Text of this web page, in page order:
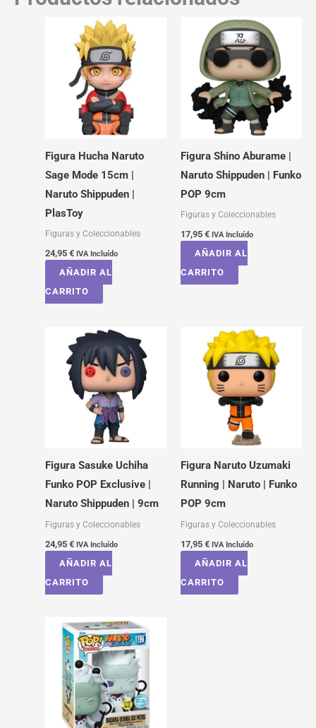
Figura Hucha Naruto
Sage Mode 15cm |
Naruto Shippuden |
PlasToy
Figuras y Coleccionables
24,95 € IVA Incluído
AÑADIR AL
CARRITO
Figura Shino Aburame |
Naruto Shippuden | Funko
POP 9cm
Figuras y Coleccionables
17,95 € IVA Incluído
AÑADIR AL
CARRITO
Figura Sasuke Uchiha
Funko POP Exclusive |
Naruto Shippuden | 9cm
Figuras y Coleccionables
24,95 € IVA Incluído
AÑADIR AL
CARRITO
Figura Naruto Uzumaki
Running | Naruto | Funko
POP 9cm
Figuras y Coleccionables
17,95 € IVA Incluído
AÑADIR AL
CARRITO